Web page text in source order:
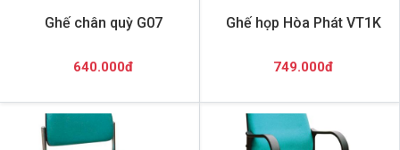
Ghế chân quỳ G07
640.000đ
Ghế họp Hòa Phát VT1K
749.000đ